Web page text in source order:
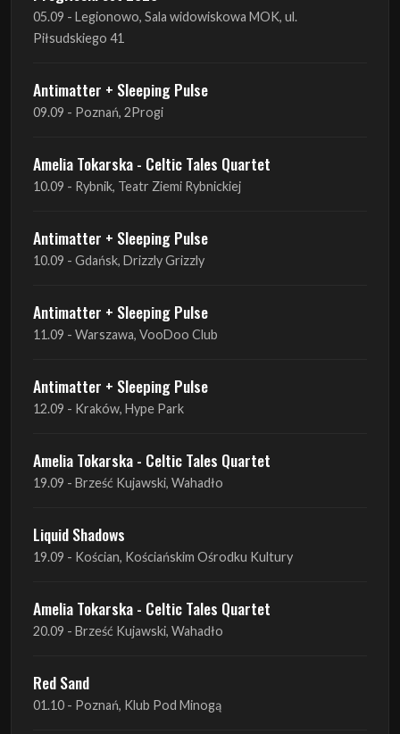
Antimatter + Sleeping Pulse
09.09 - Poznań, 2Progi
Amelia Tokarska - Celtic Tales Quartet
10.09 - Rybnik, Teatr Ziemi Rybnickiej
Antimatter + Sleeping Pulse
Antimatter + Sleeping Pulse
11.09 - Warszawa, VooDoo Club
Antimatter + Sleeping Pulse
12.09 - Kraków, Hype Park
Amelia Tokarska - Celtic Tales Quartet
19.09 - Brześć Kujawski, Wahadło
Liquid Shadows
19.09 - Kościan, Kościańskim Ośrodku Kultury
Amelia Tokarska - Celtic Tales Quartet
20.09 - Brześć Kujawski, Wahadło
Red Sand
Haken